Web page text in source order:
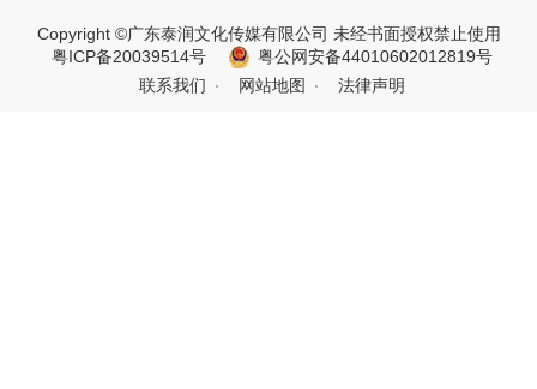
Copyright ©广东泰润文化传媒有限公司 未经书面授权禁止使用
粤ICP备20039514号
粤公网安备44010602012819号
联系我们
网站地图 法律声明